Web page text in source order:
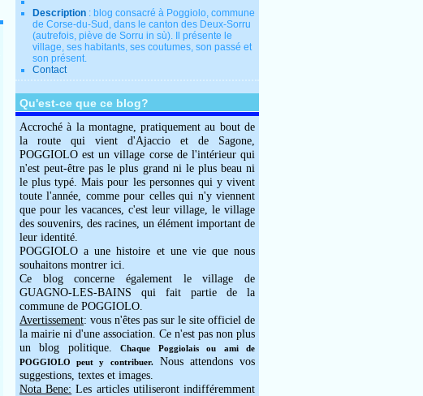
Description : blog consacré à Poggiolo, commune
de Corse-du-Sud, dans le canton des Deux-Sorru
(autrefois, piève de Sorru in sù). Il présente le
village, ses habitants, ses coutumes, son passé et
son présent.
Contact
Qu'est-ce que ce blog?
Accroché à la montagne, pratiquement au bout de
la route qui vient d'Ajaccio et de Sagone,
POGGIOLO est un village corse de l'intérieur qui
n'est peut-être pas le plus grand ni le plus beau ni
le plus typé. Mais pour les personnes qui y vivent
toute l'année, comme pour celles qui n'y viennent
que pour les vacances, c'est leur village, le village
des souvenirs, des racines, un élément important de
leur identité.
POGGIOLO a une histoire et une vie que nous
souhaitons montrer ici.
Ce blog concerne également le village de
GUAGNO-LES-BAINS qui fait partie de la
commune de POGGIOLO.
Avertissement: vous n'êtes pas sur le site officiel de
la mairie ni d'une association. Ce n'est pas non plus
un blog politique.Chaque Poggiolais ou ami de
POGGIOLO peut y contribuer.Nous attendons vos
suggestions, textes et images.
Nota Bene: Les articles utiliseront indifféremment